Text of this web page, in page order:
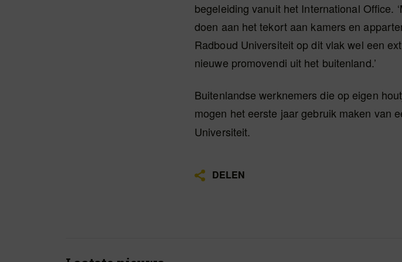
begeleiding vanuit het International Office.
doen aan het tekort aan kamers en
Radboud Universiteit op dit vlak wel een
nieuwe promovendi uit het buitenland.’
Buitenlandse werknemers die op eigen
mogen het eerste jaar gebruik maken van
Universiteit.
DELEN